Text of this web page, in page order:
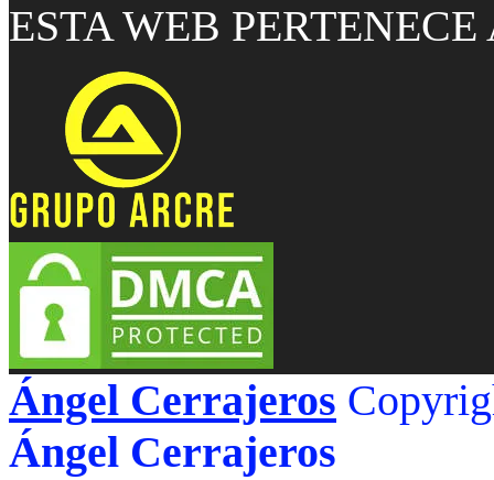
ESTA WEB PERTENECE
Ángel Cerrajeros
Ángel Cerrajeros